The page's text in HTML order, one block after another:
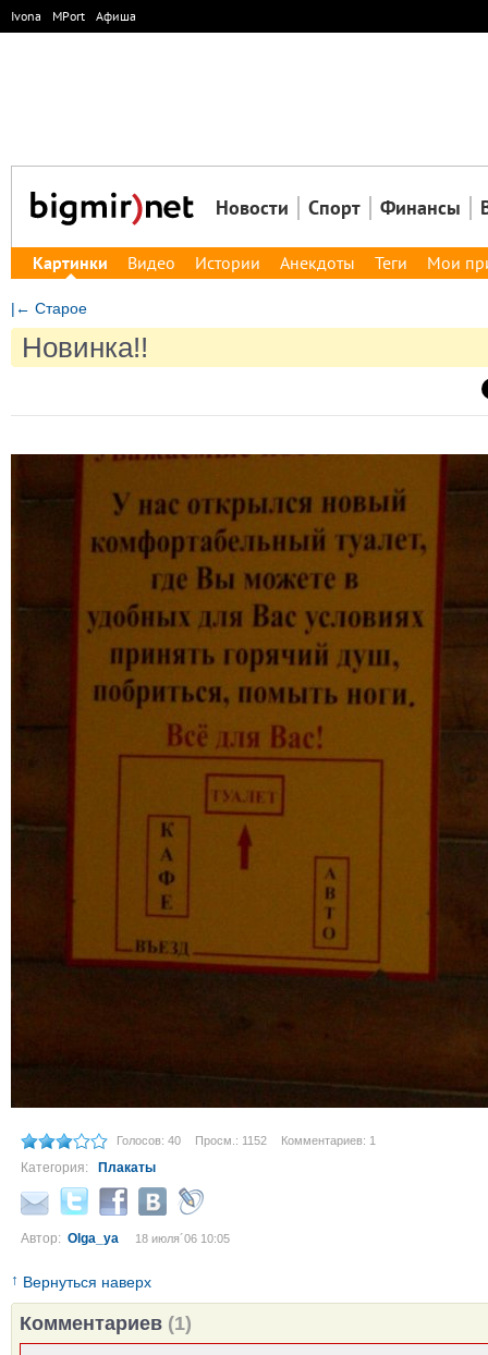
Ivona MPort Афиша
Новости Спорт Финансы
Картинки Видео Истории Анекдоты Теги Мои
|← Старое
Новинка!!
Голосов: 40 Просм.: 1152 Комментариев: 1
Категория: Плакаты
Автор: Olga_ya 18 июля´06 10:05
↑ Вернуться наверх
Комментариев (1)